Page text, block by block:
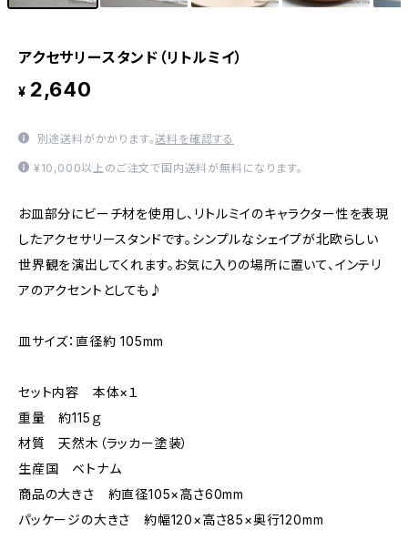
アクセサリースタンド（リトルミイ）
¥ 2,640
別途送料がかかります。送料を確認する
¥10,000以上のご注文で国内送料が無料になります。
お皿部分にビーチ材を使用し、リトルミイのキャラクター性を表現
したアクセサリースタンドです。シンプルなシェイプが北欧らしい
世界観を演出してくれます。お気に入りの場所に置いて、インテリ
アのアクセントとしても♪
皿サイズ：直径約 105mm
セット内容 本体×１
重量 約115ｇ
材質 天然木（ラッカー塗装）
生産国 ベトナム
商品の大きさ 約直径105×高さ60mm
パッケージの大きさ 約幅120×高さ85×奥行120mm